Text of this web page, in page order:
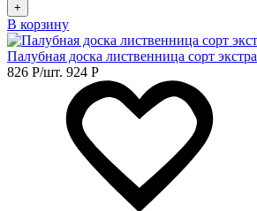
+
В корзину
Палубная доска лиственница сорт
826 Р/шт. 924 Р